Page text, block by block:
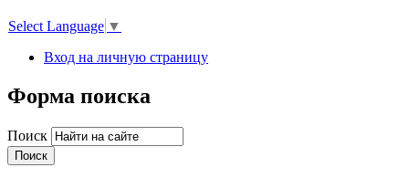
Select Language ▼
Вход на личную страницу
Форма поиска
Поиск